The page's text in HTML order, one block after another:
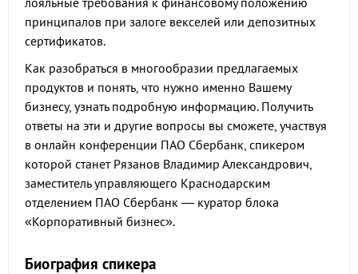
принципалов при залоге векселей или депозитных
сертификатов.
Как разобраться в многообразии предлагаемых
продуктов и понять, что нужно именно Вашему
бизнесу, узнать подробную информацию. Получить
ответы на эти и другие вопросы вы сможете, участвуя
в онлайн конференции ПАО Сбербанк, спикером
которой станет Рязанов Владимир Александрович,
заместитель управляющего Краснодарским
отделением ПАО Сбербанк — куратор блока
«Корпоративный бизнес».
Биография спикера